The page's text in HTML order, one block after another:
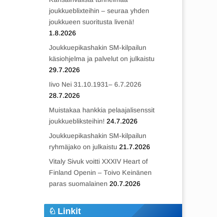
joukkueblixteihin – seuraa yhden
joukkueen suoritusta livenä!
1.8.2026
Joukkuepikashakin SM-kilpailun
käsiohjelma ja palvelut on julkaistu
29.7.2026
Iivo Nei 31.10.1931– 6.7.2026
28.7.2026
Muistakaa hankkia pelaajalisenssit
joukkuebliksteihin! 24.7.2026
Joukkuepikashakin SM-kilpailun
ryhmäjako on julkaistu 21.7.2026
Vitaly Sivuk voitti XXXIV Heart of
Finland Openin – Toivo Keinänen
paras suomalainen 20.7.2026
Linkit